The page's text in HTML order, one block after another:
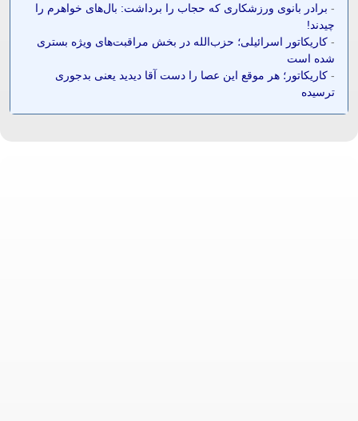
- برادر بانوی ورزشکاری که حجاب را برداشت: بال‌های خواهرم را
چیدند!
- کاریکاتور اسرائیلی؛ حزب‌الله در بخش مراقبت‌های ویژه بستری
شده است
- کاریکاتور؛ هر موقع این عصا را دست آقا دیدید یعنی بدجوری
ترسیده